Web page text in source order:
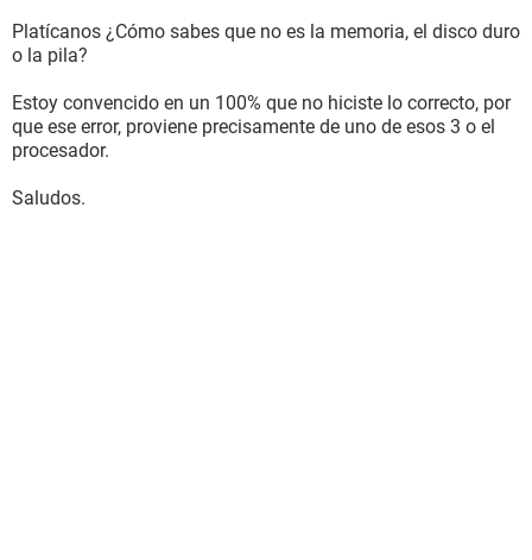
Platícanos ¿Cómo sabes que no es la memoria, el disco duro
o la pila?
Estoy convencido en un 100% que no hiciste lo correcto, por
que ese error, proviene precisamente de uno de esos 3 o el
procesador.
Saludos.